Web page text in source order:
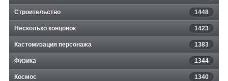
Строительство 1448
Несколько концовок 1423
Кастомизация персонажа 1383
Физика 1344
Космос 1340